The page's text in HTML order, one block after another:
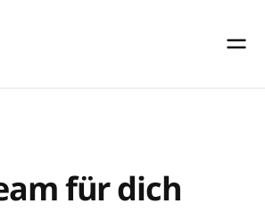
für dich